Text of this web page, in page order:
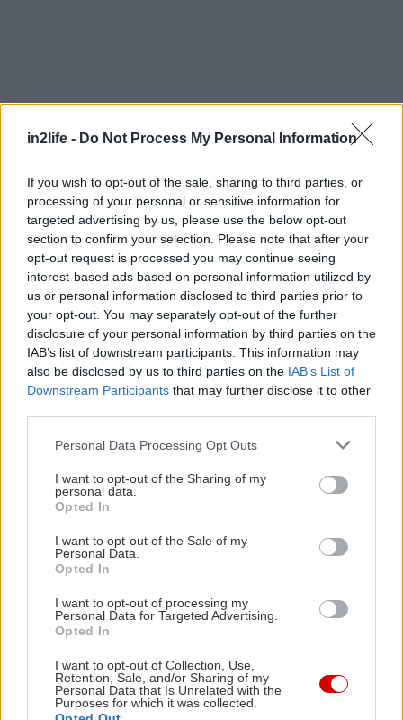
in2life - Do Not Process My Personal Information
If you wish to opt-out of the sale, sharing to third parties, or
processing of your personal or sensitive information for
targeted advertising by us, please use the below opt-out
section to confirm your selection. Please note that after your
opt-out request is processed you may continue seeing
interest-based ads based on personal information utilized by
us or personal information disclosed to third parties prior to
your opt-out. You may separately opt-out of the further
disclosure of your personal information by third parties on the
IAB’s list of downstream participants. This information may
also be disclosed by us to third parties on the IAB’s List of
Downstream Participants that may further disclose it to other
Please note that this website/app uses one or more Google
not limited to your visit or usage behaviour. You may click to
grant or deny consent to Google and its third-party tags to
use your data for below specified purposes in below Google
consent section.
Personal Data Processing Opt Outs
I want to opt-out of the Sharing of my
personal data.
Opted In
I want to opt-out of the Sale of my
Personal Data.
Opted In
I want to opt-out of processing my
Personal Data for Targeted Advertising.
Opted In
I want to opt-out of Collection, Use,
Retention, Sale, and/or Sharing of my
Personal Data that Is Unrelated with the
Purposes for which it was collected.